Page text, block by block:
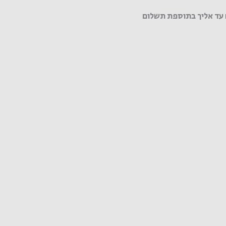
אליך בתוספת תשלום